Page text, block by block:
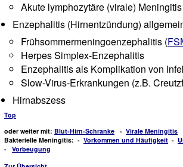
Akute lymphozytäre (virale) Meningitis
Enzephalitis (Hirnentzündung)
Frühsommermeningoenzephalitis (
Herpes Simplex-Enzephalitis
Enzephalitis als Komplikation von
Slow-Virus-Erkrankungen (z.B.
Hirnabszess
Top
oder weiter mit: Blut-Hirn-Schranke - Virale Meningitis
Bakterielle Meningitis: - Vorkommen und Häufigkeit -
- Vorbeugung